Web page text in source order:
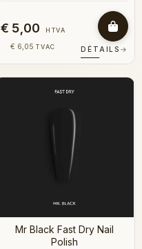
€ 5,00 HTVA
€ 6,05 TVAC DÉTAILS →
Mr Black Fast Dry Nail
Polish